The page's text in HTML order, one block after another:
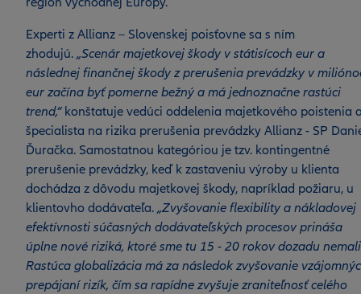
Experti z Allianz – Slovenskej poisťovne sa s ním
zhodujú. „Scenár majetkovej škody v státisícoch eur a
následnej finančnej škody z prerušenia prevádzky v
eur začína byť pomerne bežný a má jednoznačne rastúci
trend,“ konštatuje vedúci oddelenia majetkového poistenia
špecialista na rizika prerušenia prevádzky Allianz - SP
Ďuračka. Samostatnou kategóriou je tzv. kontingentné
prerušenie prevádzky, keď k zastaveniu výroby u klienta
dochádza z dôvodu majetkovej škody, napríklad požiaru, u
klientovho dodávateľa. „Zvyšovanie flexibility a nákladovej
efektívnosti súčasných dodávateľských procesov prináša
úplne nové riziká, ktoré sme tu 15 - 20 rokov dozadu
Rastúca globalizácia má za následok zvyšovanie
prepájaní rizík, čím sa rapídne zvyšuje zraniteľnosť celého